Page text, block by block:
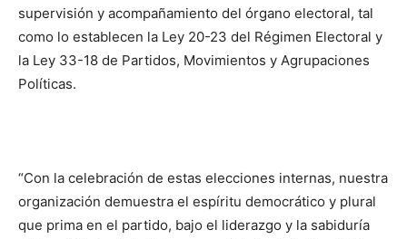
supervisión y acompañamiento del órgano electoral, tal
como lo establecen la Ley 20-23 del Régimen Electoral y
la Ley 33-18 de Partidos, Movimientos y Agrupaciones
Políticas.
“Con la celebración de estas elecciones internas, nuestra
organización demuestra el espíritu democrático y plural
que prima en el partido, bajo el liderazgo y la sabiduría